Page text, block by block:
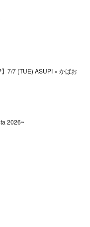
7/7 (TUE) ASUPI × かばお
2026~